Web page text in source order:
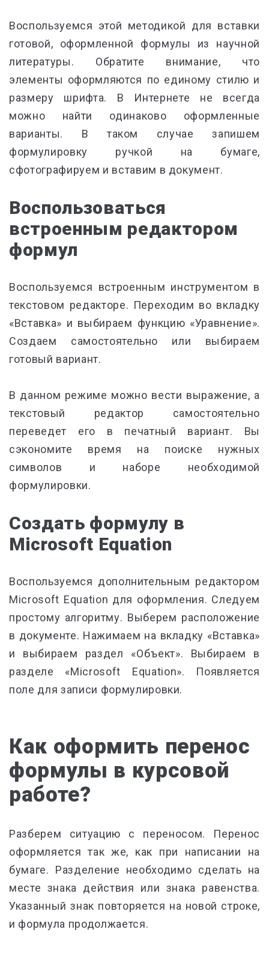
Воспользуемся этой методикой для вставки
готовой, оформленной формулы из научной
литературы. Обратите внимание, что
элементы оформляются по единому стилю и
размеру шрифта. В Интернете не всегда
можно найти одинаково оформленные
варианты. В таком случае запишем
формулировку ручкой на бумаге,
сфотографируем и вставим в документ.
Воспользоваться
встроенным редактором
формул
Воспользуемся встроенным инструментом в
текстовом редакторе. Переходим во вкладку
«Вставка» и выбираем функцию «Уравнение».
Создаем самостоятельно или выбираем
готовый вариант.
В данном режиме можно вести выражение, а
текстовый редактор самостоятельно
переведет его в печатный вариант. Вы
сэкономите время на поиске нужных
символов и наборе необходимой
формулировки.
Создать формулу в
Microsoft Equation
Воспользуемся дополнительным редактором
Microsoft Equation для оформления. Следуем
простому алгоритму. Выберем расположение
в документе. Нажимаем на вкладку «Вставка»
и выбираем раздел «Объект». Выбираем в
разделе «Microsoft Equation». Появляется
поле для записи формулировки.
Как оформить перенос
формулы в курсовой
работе?
Разберем ситуацию с переносом. Перенос
оформляется так же, как при написании на
бумаге. Разделение необходимо сделать на
месте знака действия или знака равенства.
Указанный знак повторяется на новой строке,
и формула продолжается.